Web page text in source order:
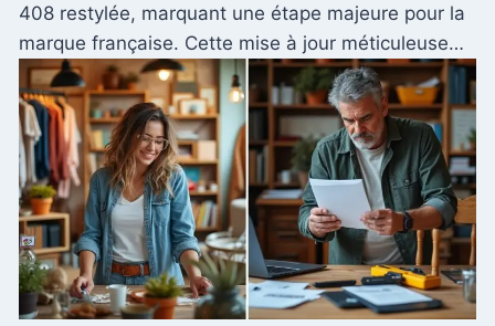
408 restylée, marquant une étape majeure pour la
marque française. Cette mise à jour méticuleuse…